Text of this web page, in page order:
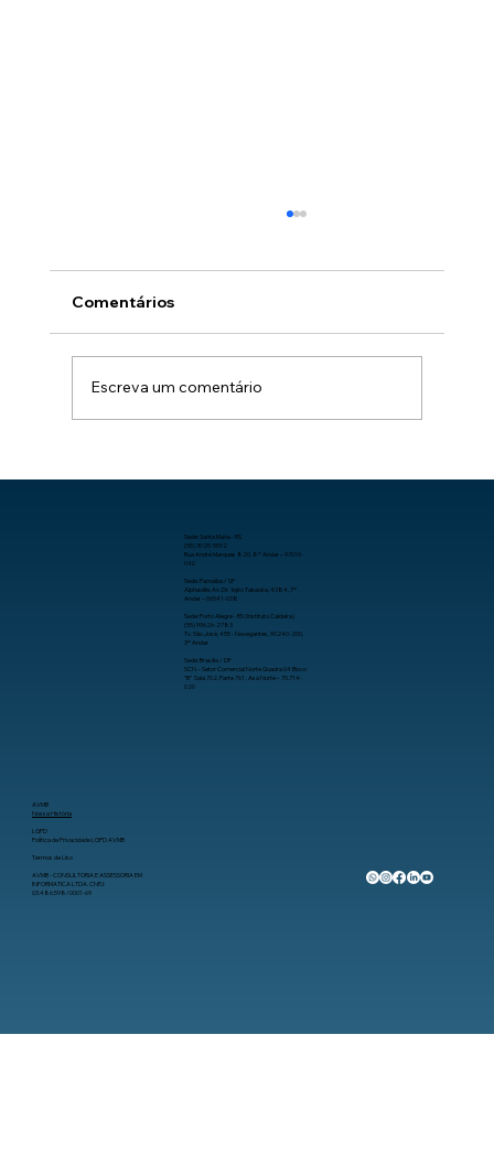
Comentários
Escreva um comentário
Sede: Santa Maria - RS
(55) 3025-5592
Rua André Marques 820, 8º Andar – 97010-
040
Sede: Parnaíba / SP
Alphaville, Av. Dr. Yojiro Takaoka, 4384, 7º
Andar – 06541-038
Sede: Porto Alegre - RS (Instituto Caldeira)
(55) 99626-2783
Tv. São José, 455 - Navegantes, 90240-200,
3º Andar
Sede: Brasília / DF
SCN – Setor Comercial Norte Quadra 04 Bloco
“B” Sala 702, Parte 761 , Asa Norte – 70.714-
020
AVMB
Nossa História
LGPD
Política de Privacidade LGPD AVMB
Termos de Uso
AVMB - CONSULTORIA E ASSESSORIA EM
INFORMATICA LTDA. CNPJ:
03.486.598/0001-69